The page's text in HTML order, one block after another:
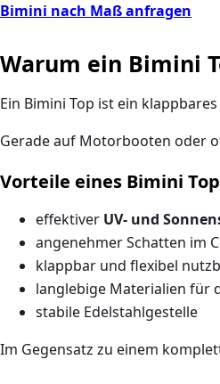
Bimini nach Maß anfragen
Warum ein Bimini
Ein Bimini Top ist ein
Gerade auf Motorbooten oder
Vorteile eines Bimini
effektiver UV- und
angenehmer Schatten im
klappbar und flexibel
langlebige Materialien für
stabile Edelstahlgestelle
Im Gegensatz zu einem